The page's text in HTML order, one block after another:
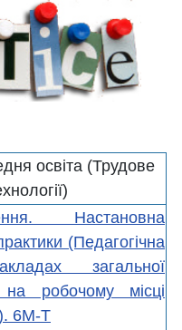
освіта (Трудове
Настановна
(Педагогічна
загальної
на робочому місці
6М-Т